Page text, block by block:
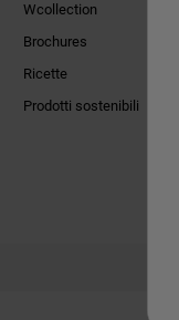
Wcollection
Brochures
Ricette
Prodotti sostenibili